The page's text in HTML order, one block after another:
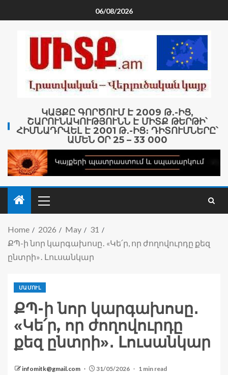
06/08/2026
ԿԱՅՔԸ ԳՈՐԾՈՒՄ Է 2009 Թ․-ԻՑ,
ՇԱՐՈՒՆԱԿՈՒԹՅՈՒՆՆ Է ՄԻՏՔ ԹԵՐԹԻ՝
ՀԻՄՆԱԴՐՎԵԼ Է 2001 Թ․-ԻՑ։ ԴԻՏՈՒՄՆԵՐԸ՝
ԱՄԵՆ ՕՐ 25 – 33 000
Home 2026 May
31
ՔՊ-ի նոր կարգախոսը․ «Կե՛ր, որ ժողովուրդը քեզ
ընտրի»․ Լուսանկար
ՄԱՄՈՒԼ
ՔՊ-ի նոր կարգախոսը․
«Կե՛ր, որ ժողովուրդը
քեզ ընտրի»․ Լուսանկար
infomitk@gmail.com 31/05/2026 1 min read